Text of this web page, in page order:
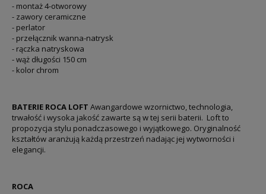
- montaż 4-otworowy
- zawory ceramiczne
- perlator
- przełącznik wanna-natrysk
- rączka natryskowa
- wąż długości 150 cm
- kolor chrom
BATERIE ROCA LOFT Awangardowe wzornictwo, technologia,
trwałość i wysoka jakość zawarte są w tej serii baterii. Loft to
propozycja stylu ponadczasowego i wyjątkowego. Oryginalność
kształtów aranżują każdą przestrzeń nadając jej wytworności i
elegancji.
ROCA